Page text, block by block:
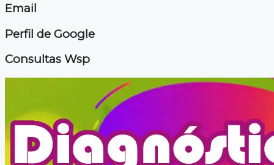
Email
Perfil de Google
Consultas Wsp